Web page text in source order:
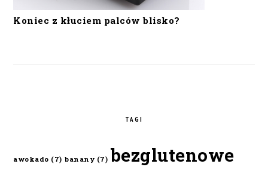
Koniec z kłuciem palców blisko?
TAGI
awokado (7) banany (7) bezglutenowe